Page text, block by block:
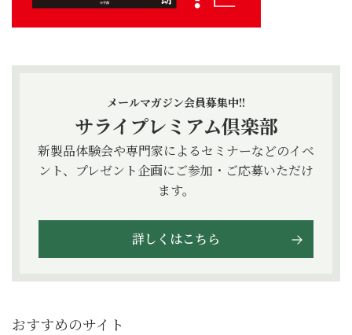
メールマガジン会員募集中!!
サライプレミアム倶楽部
新製品体験会や専門家によるセミナーなどのイベ
ント、プレゼント企画にご参加・ご応募いただけ
ます。
詳しくはこちら
おすすめのサイト